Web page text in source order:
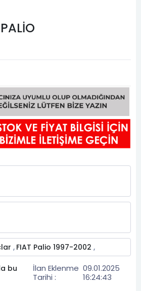
, FIAT Palio 1997-2002 ,
bu
İlan Eklenme
Tarihi :
09.01.2025
16:24:43